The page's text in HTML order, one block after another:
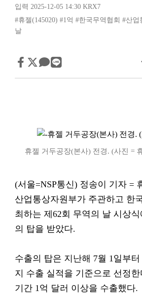
입력 2025-12-05 14:30 KRX7
#휴젤(145020) #1억 #한국무역협회 #산업
날
휴젤 거두공장(본사) 전경. (사진 =
(서울=NSP통신) 정송이 기자 =
산업통상자원부가 주관하고 한
최하는 제62회 무역의 날 시상
의 탑을 받았다.
수출의 탑은 지난해 7월 1일부
지 수출 실적을 기준으로 선정
기간 1억 달러 이상을 수출했다.